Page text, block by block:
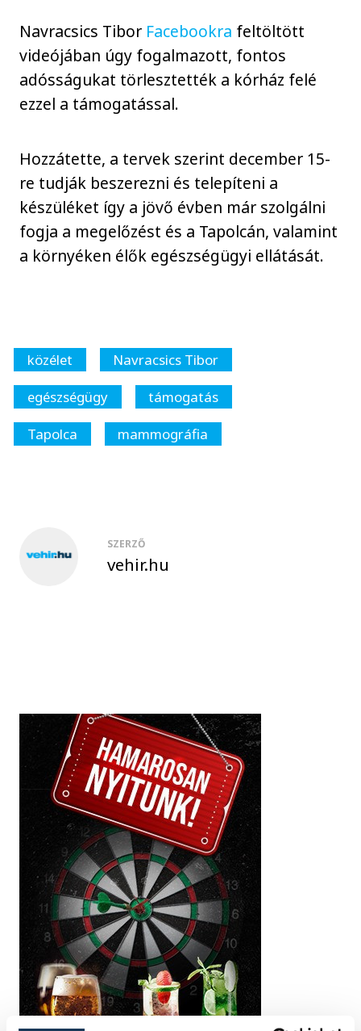
Navracsics Tibor Facebookra feltöltött
videójában úgy fogalmazott, fontos
adósságukat törlesztették a kórház felé
ezzel a támogatással.
Hozzátette, a tervek szerint december 15-
re tudják beszerezni és telepíteni a
készüléket így a jövő évben már szolgálni
fogja a megelőzést és a Tapolcán, valamint
a környéken élők egészségügyi ellátását.
közélet
Navracsics Tibor
egészségügy
támogatás
Tapolca
mammográfia
SZERZŐ
vehir.hu